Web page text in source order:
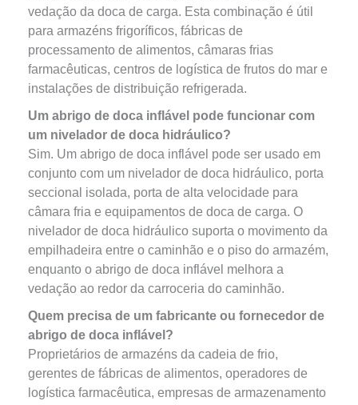
vedação da doca de carga. Esta combinação é útil
para armazéns frigoríficos, fábricas de
processamento de alimentos, câmaras frias
farmacêuticas, centros de logística de frutos do mar e
instalações de distribuição refrigerada.
Um abrigo de doca inflável pode funcionar com
um nivelador de doca hidráulico?
Sim. Um abrigo de doca inflável pode ser usado em
conjunto com um nivelador de doca hidráulico, porta
seccional isolada, porta de alta velocidade para
câmara fria e equipamentos de doca de carga. O
nivelador de doca hidráulico suporta o movimento da
empilhadeira entre o caminhão e o piso do armazém,
enquanto o abrigo de doca inflável melhora a
vedação ao redor da carroceria do caminhão.
Quem precisa de um fabricante ou fornecedor de
abrigo de doca inflável?
Proprietários de armazéns da cadeia de frio,
gerentes de fábricas de alimentos, operadores de
logística farmacêutica, empresas de armazenamento